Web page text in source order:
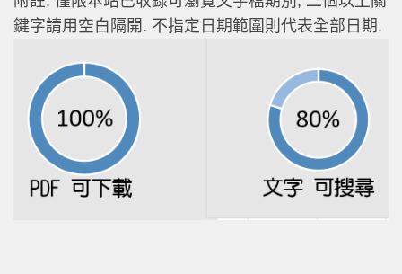
鍵字請用空白隔開. 不指定日期範圍則代表全部日期.